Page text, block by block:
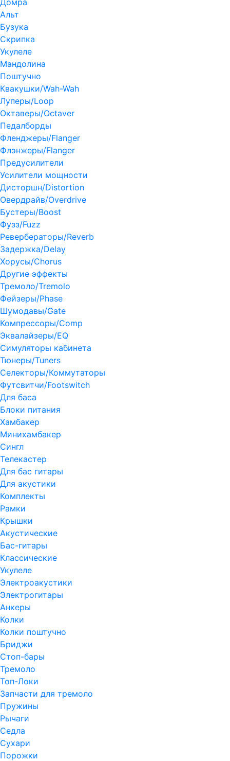
Домра
Альт
Бузука
Скрипка
Укулеле
Мандолина
Поштучно
Квакушки/Wah-Wah
Луперы/Loop
Октаверы/Octaver
Педалборды
Фленджеры/Flanger
Флэнжеры/Flanger
Предусилители
Усилители мощности
Дисторшн/Distortion
Овердрайв/Overdrive
Бустеры/Boost
Фузз/Fuzz
Ревербераторы/Reverb
Задержка/Delay
Хорусы/Chorus
Другие эффекты
Тремоло/Tremolo
Фейзеры/Phase
Шумодавы/Gate
Компрессоры/Comp
Эквалайзеры/EQ
Симуляторы кабинета
Тюнеры/Tuners
Селекторы/Коммутаторы
Футсвитчи/Footswitch
Для баса
Блоки питания
Хамбакер
Минихамбакер
Сингл
Телекастер
Для бас гитары
Для акустики
Комплекты
Рамки
Крышки
Акустические
Бас-гитары
Классические
Укулеле
Электроакустики
Электрогитары
Анкеры
Колки
Колки поштучно
Бриджи
Стоп-бары
Тремоло
Топ-Локи
Запчасти для тремоло
Пружины
Рычаги
Седла
Сухари
Порожки